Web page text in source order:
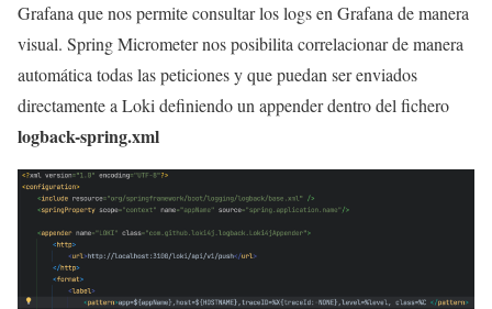
Grafana que nos permite consultar los logs en Grafana de manera
visual. Spring Micrometer nos posibilita correlacionar de manera
automática todas las peticiones y que puedan ser enviados
directamente a Loki definiendo un appender dentro del fichero
logback-spring.xml